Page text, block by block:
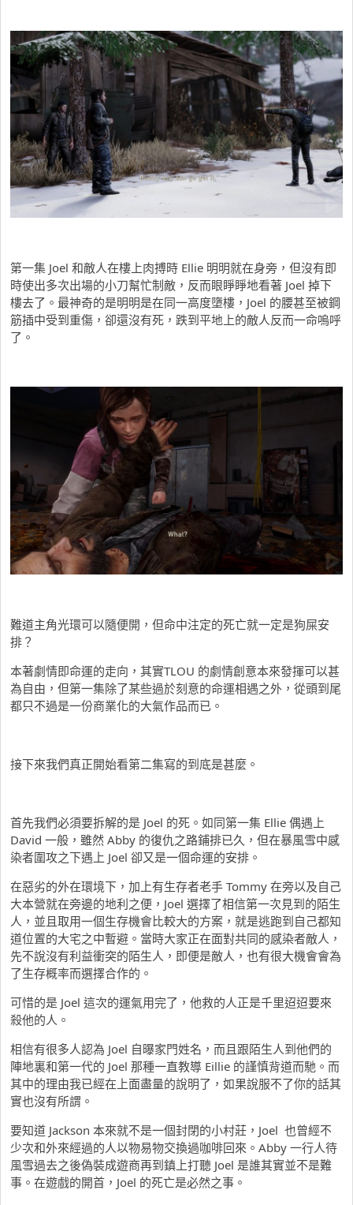
第一集 Joel 和敵人在樓上肉搏時 Ellie 明明就在身旁，但沒有即
時使出多次出場的小刀幫忙制敵，反而眼睜睜地看著 Joel 掉下
樓去了。最神奇的是明明是在同一高度墮樓，Joel 的腰甚至被鋼
筋插中受到重傷，卻還沒有死，跌到平地上的敵人反而一命嗚呼
了。
難道主角光環可以隨便開，但命中注定的死亡就一定是狗屎安
排？
本著劇情即命運的走向，其實TLOU 的劇情創意本來發揮可以甚
為自由，但第一集除了某些過於刻意的命運相遇之外，從頭到尾
都只不過是一份商業化的大氣作品而已。
接下來我們真正開始看第二集寫的到底是甚麼。
首先我們必須要拆解的是 Joel 的死。如同第一集 Ellie 偶遇上
David 一般，雖然 Abby 的復仇之路鋪排已久，但在暴風雪中感
染者圍攻之下遇上 Joel 卻又是一個命運的安排。
在惡劣的外在環境下，加上有生存者老手 Tommy 在旁以及自己
大本營就在旁邊的地利之便，Joel 選擇了相信第一次見到的陌生
人，並且取用一個生存機會比較大的方案，就是逃跑到自己都知
道位置的大宅之中暫避。當時大家正在面對共同的感染者敵人，
先不說沒有利益衝突的陌生人，即便是敵人，也有很大機會會為
了生存概率而選擇合作的。
可惜的是 Joel 這次的運氣用完了，他救的人正是千里迢迢要來
殺他的人。
相信有很多人認為 Joel 自曝家門姓名，而且跟陌生人到他們的
陣地裏和第一代的 Joel 那種一直教導 Eillie 的謹慎背道而馳。而
其中的理由我已經在上面盡量的說明了，如果說服不了你的話其
實也沒有所謂。
要知道 Jackson 本來就不是一個封閉的小村莊，Joel 也曾經不
少次和外來經過的人以物易物交換過咖啡回來。Abby 一行人待
風雪過去之後偽裝成遊商再到鎮上打聽 Joel 是誰其實並不是難
事。在遊戲的開首，Joel 的死亡是必然之事。